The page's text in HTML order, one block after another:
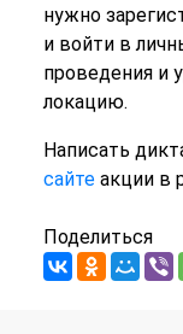
нужно
и войти в
проведения и
локацию.
Написать
сайтеакции в
Поделиться